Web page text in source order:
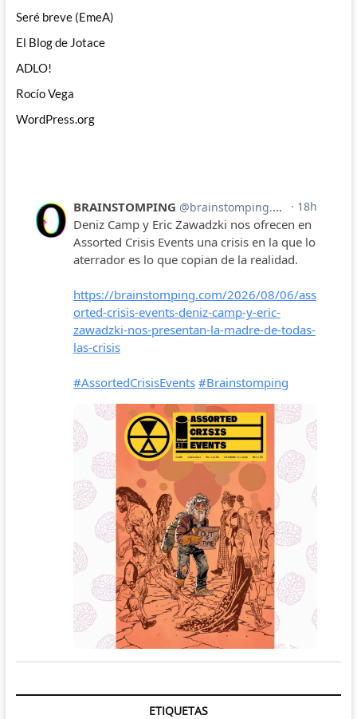
Seré breve (EmeA)
El Blog de Jotace
ADLO!
Rocío Vega
WordPress.org
ETIQUETAS